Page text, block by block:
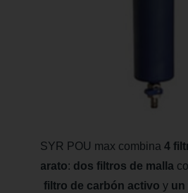
El SYR POU max combina4
aparato: dos filtros de malla
un filtro de carbón activo y un